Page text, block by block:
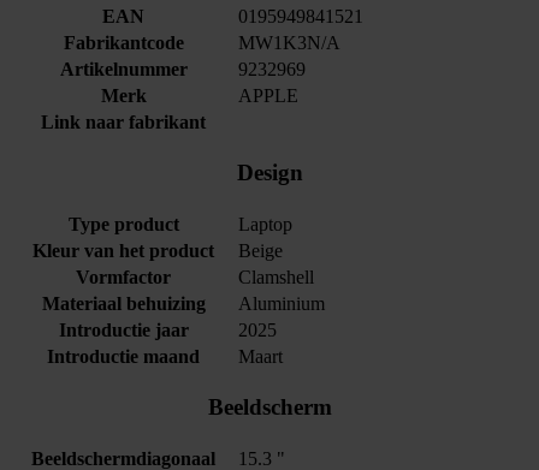
EAN
0195949841521
Fabrikantcode
MW1K3N/A
Artikelnummer
9232969
Merk
APPLE
Link naar fabrikant
Design
Type product
Laptop
Kleur van het product
Beige
Vormfactor
Clamshell
Materiaal behuizing
Aluminium
Introductie jaar
2025
Introductie maand
Maart
Beeldscherm
Beeldschermdiagonaal
15.3 "